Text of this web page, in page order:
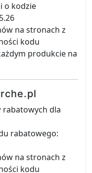
o kodzie
na stronach z
kodu
produkcie na
dla
rabatowego:
na stronach z
kodu